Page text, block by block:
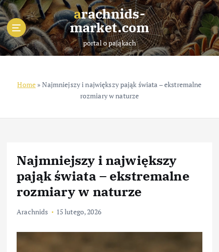
S
k
i
p
t
e
arachnids-
market.com
portal o pająkach
Home»Najmniejszy i największy pająk świata – ekstremalne
rozmiary w naturze
Najmniejszy i największy
pająk świata – ekstremalne
rozmiary w naturze
Arachnids 15 lutego, 2026